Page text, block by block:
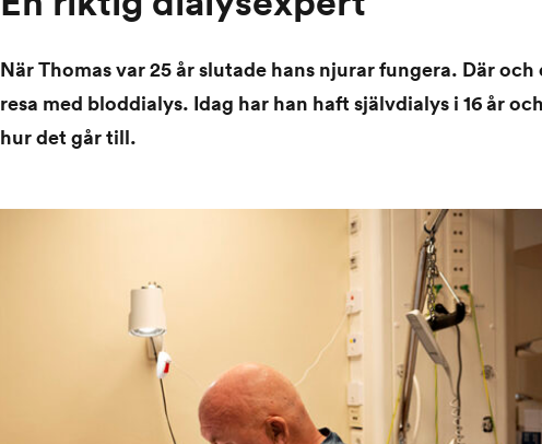
När Thomas var 25 år slutade hans njurar fungera. Där och
resa med bloddialys. Idag har han haft självdialys i 16 år
hur det går till.